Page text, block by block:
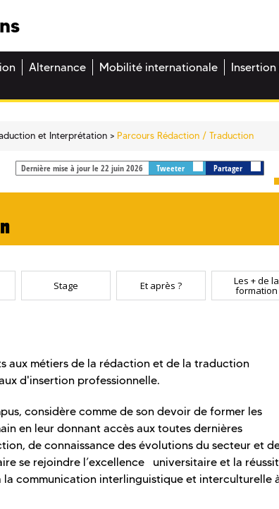
Alternance Mobilité internationale
et Interprétation Parcours Rédaction / Traduction
Dernière mise à jour le 22 juin 2026 Tweeter Partager
Stage Et après ? Les + de la
formation
aux métiers de la rédaction et de la traduction
d'insertion professionnelle.
considère comme de son devoir de former les
en leur donnant accès aux toutes dernières
de connaissance des évolutions du secteur et
se rejoindre l’excellence universitaire et la
communication interlinguistique et interculturelle